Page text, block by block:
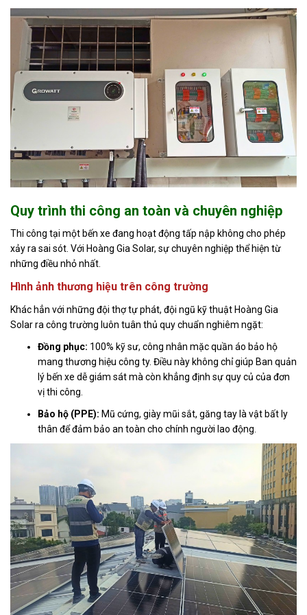
Quy trình thi công an toàn và chuyên nghiệp
Thi công tại một bến xe đang hoạt động tấp nập không cho phép
xảy ra sai sót. Với Hoàng Gia Solar, sự chuyên nghiệp thể hiện từ
những điều nhỏ nhất.
Hình ảnh thương hiệu trên công trường
Khác hẳn với những đội thợ tự phát, đội ngũ kỹ thuật Hoàng Gia
Solar ra công trường luôn tuân thủ quy chuẩn nghiêm ngặt:
Đồng phục: 100% kỹ sư, công nhân mặc quần áo bảo hộ
mang thương hiệu công ty. Điều này không chỉ giúp Ban quản
lý bến xe dễ giám sát mà còn khẳng định sự quy củ của đơn
vị thi công.
Bảo hộ (PPE): Mũ cứng, giày mũi sắt, găng tay là vật bất ly
thân để đảm bảo an toàn cho chính người lao động.